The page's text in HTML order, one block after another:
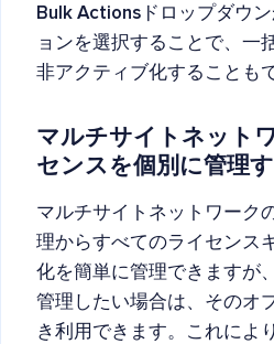
Bulk Actions ドロップダウ
ョンを選択することで、一
非アクティブ化することも
マルチサイトネット
センスを個別に管理
マルチサイトネットワーク
理からすべてのライセンス
化を簡単に管理できますが
管理したい場合は、そのオ
き利用できます。これによ